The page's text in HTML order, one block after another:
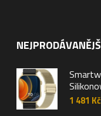
1 481 Kč